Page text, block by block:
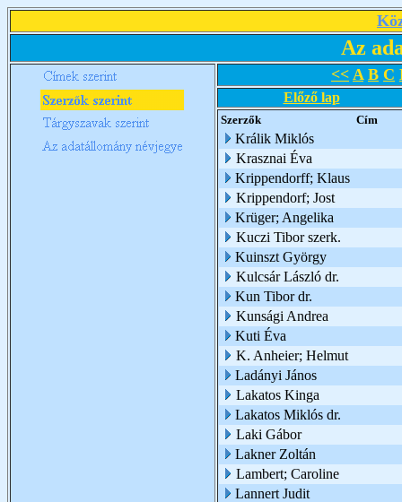
Az
<< A B C
Előző lap
Szerzők Cím
Králik Miklós
Krasznai Éva
Krippendorff; Klaus
Krippendorf; Jost
Krüger; Angelika
Kuczi Tibor szerk.
Kuinszt György
Kulcsár László dr.
Kun Tibor dr.
Kunsági Andrea
Kuti Éva
K. Anheier; Helmut
Ladányi János
Lakatos Kinga
Lakatos Miklós dr.
Laki Gábor
Lakner Zoltán
Lambert; Caroline
Lannert Judit